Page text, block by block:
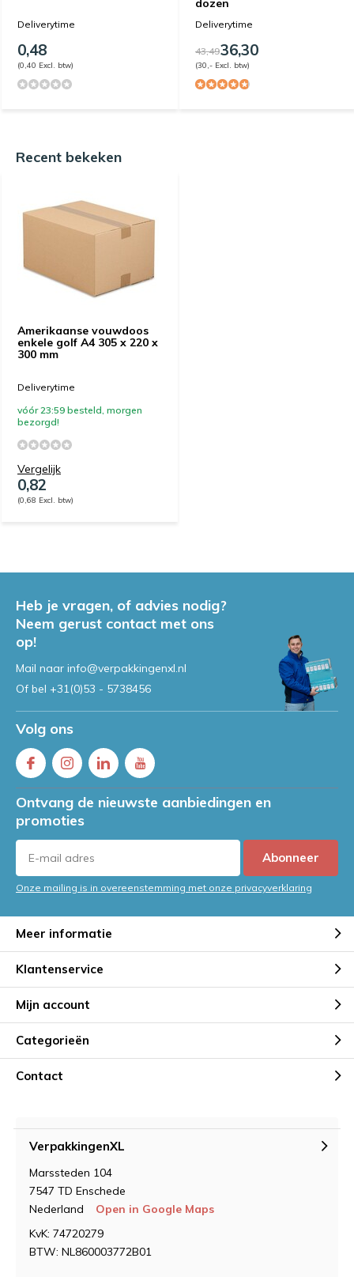
Deliverytime
0,48
(0,40 Excl. btw)
dozen
Deliverytime
43,4936,30
(30,- Excl. btw)
Recent bekeken
Amerikaanse vouwdoos
enkele golf A4 305 x 220 x
300 mm
Deliverytime
vóór 23:59 besteld, morgen
bezorgd!
Vergelijk
0,82
(0,68 Excl. btw)
Heb je vragen, of advies nodig?
Neem gerust contact met ons
op!
Mail naar info@verpakkingenxl.nl
Of bel +31(0)53 - 5738456
Volg ons
Ontvang de nieuwste aanbiedingen en
promoties
Abonneer
Onze mailing is in overeenstemming met onze privacyverklaring
Meer informatie
Klantenservice
Mijn account
Categorieën
Contact
VerpakkingenXL
Marssteden 104
7547 TD Enschede
Nederland
Open in Google Maps
KvK: 74720279
BTW: NL860003772B01